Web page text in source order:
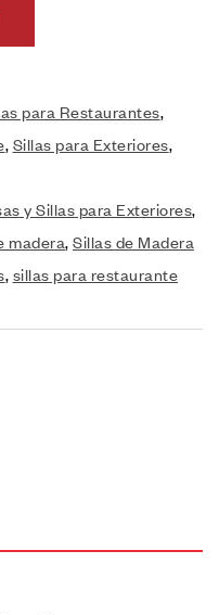
para Restaurantes,
, Sillas para Exteriores,
y Sillas para Exteriores,
madera, Sillas de Madera
, sillas para restaurante